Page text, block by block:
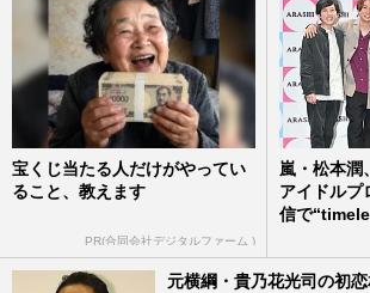
宝くじ当たる人だけがやってい
ること、教えます
PR(合同会社デジタルファーム )
嵐・松本潤
アイドルプ
信で
元横綱・貴乃花光司の初